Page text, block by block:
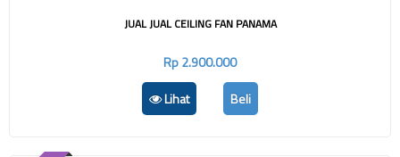
JUAL JUAL CEILING FAN PANAMA
Rp 2.900.000
Lihat
Beli